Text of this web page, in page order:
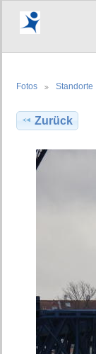
Fotos Standorte
Zurück